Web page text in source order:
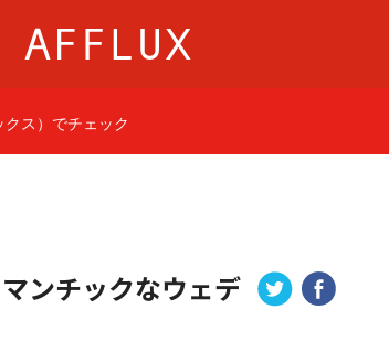
トリング
AFFLUXについて
ゆびわ言葉®
クオリティ
ス）でチェック
ンチックなウェデ